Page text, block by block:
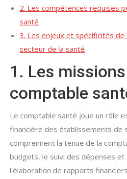
2. Les compétences requises
santé
3. Les enjeux et spécificités de
secteur de la santé
1. Les
comptable
Le comptable santé joue un rôle
financière des établissements de
comprennent la tenue de la
budgets, le suivi des dépenses
l'élaboration de rapports